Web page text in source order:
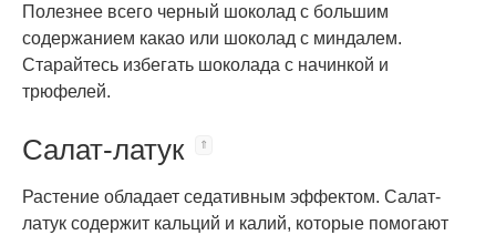
Полезнее всего черный шоколад с большим
содержанием какао или шоколад с миндалем.
Старайтесь избегать шоколада с начинкой и
трюфелей.
Салат-латук
Растение обладает седативным эффектом. Салат-
латук содержит кальций и калий, которые помогают